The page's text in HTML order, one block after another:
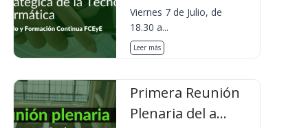
Viernes 7 de Julio, de
18.30 a...
Leer más
Primera Reunión
Plenaria del a...